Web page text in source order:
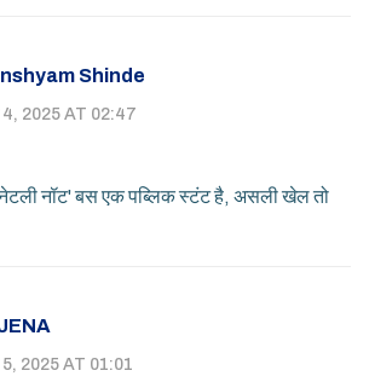
Shinde
2025 AT 02:47
नॉट' बस एक पब्लिक स्टंट है, असली खेल तो
2025 AT 01:01